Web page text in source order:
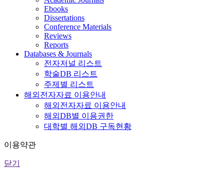
Ebooks
Dissertations
Conference Materials
Reviews
Reports
Databases & Journals
전자저널 리스트
학술DB 리스트
주제별 리스트
해외전자자료 이용안내
해외전자자료 이용안내
해외DB별 이용권한
대학별 해외DB 구독현황
이용약관
닫기